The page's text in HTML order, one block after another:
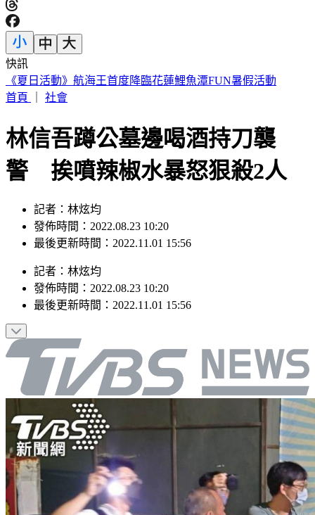
快訊
台中行車糾紛68歲阿伯持刀砍人 男反擊狂揍到凸眼滲血
首頁
社會
林信吾蹲公墓邊喝酒持刀襲
警 挨噴辣椒水暴怒狠殺2人
記者：林炫均
發佈時間：2022.08.23 10:20
最後更新時間：2022.11.01 15:56
記者 ： 林炫均
發佈時間： 2022.08.23 10:20
最後更新時間： 2022.11.01 15:56